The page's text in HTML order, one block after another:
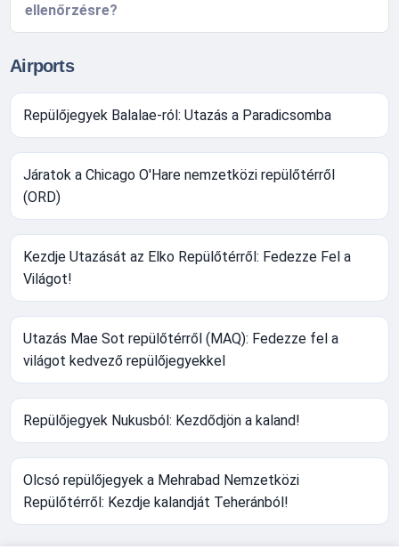
ellenőrzésre?
Airports
Repülőjegyek Balalae-ról: Utazás a Paradicsomba
Járatok a Chicago O'Hare nemzetközi repülőtérről
(ORD)
Kezdje Utazását az Elko Repülőtérről: Fedezze Fel a
Világot!
Utazás Mae Sot repülőtérről (MAQ): Fedezze fel a
világot kedvező repülőjegyekkel
Repülőjegyek Nukusból: Kezdődjön a kaland!
Olcsó repülőjegyek a Mehrabad Nemzetközi
Repülőtérről: Kezdje kalandját Teheránból!